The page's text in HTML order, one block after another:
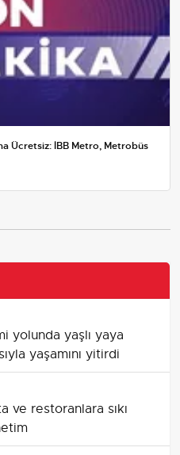
Ücretsiz: İBB Metro, Metrobüs
yolunda yaşlı yaya
yaşamını yitirdi
ve restoranlara sıkı